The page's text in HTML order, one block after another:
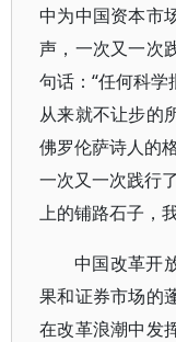
中为中国资本市
声，一次又一次
句话：“任何科
从来就不让步的
佛罗伦萨诗人的
一次又一次践行
上的铺路石子，
中国改革开
果和证券市场的
在改革浪潮中发